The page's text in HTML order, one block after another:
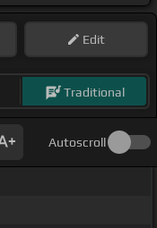
Edit
Traditional
Autoscroll